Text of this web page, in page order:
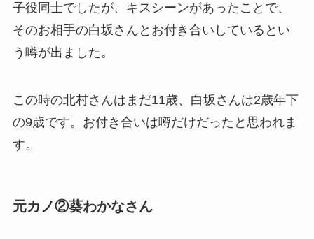
子役同士でしたが、 キスシーンがあったこ とで、
そのお相手の白坂さんとお付き合いしているとい
う噂が出ました。
この時の北村さんはまだ11歳、白坂さんは2歳年下
の9歳です。お付き合いは噂だけだったと思われま
す。
元カノ②葵わかなさん